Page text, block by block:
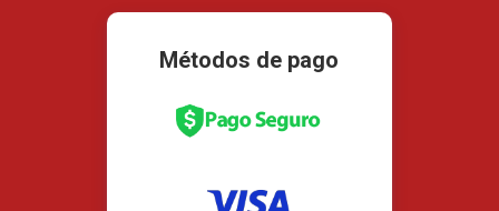
Métodos de pago